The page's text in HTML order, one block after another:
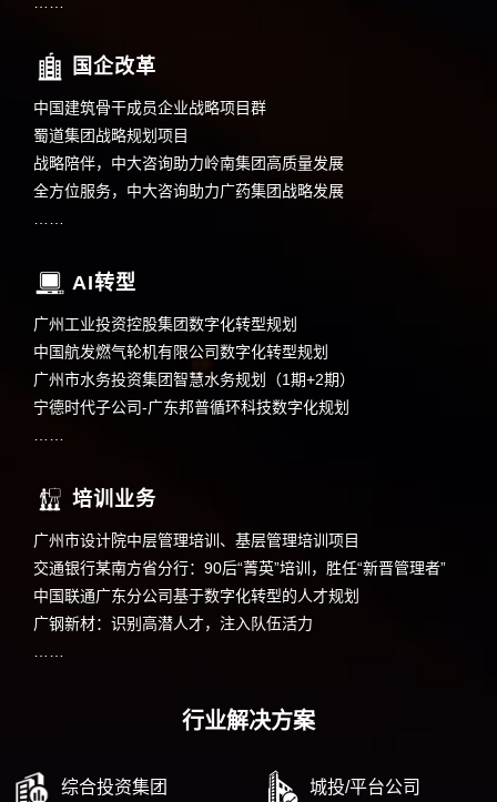
国企改革
中国建筑骨干成员企业战略项目群
蜀道集团战略规划项目
战略陪伴，中大咨询助力岭南集团高质量发展
全方位服务，中大咨询助力广药集团战略发展
AI转型
广州工业投资控股集团数字化转型规划
中国航发燃气轮机有限公司数字化转型规划
广州市水务投资集团智慧水务规划（1期+2期）
宁德时代子公司-广东邦普循环科技数字化规划
培训业务
广州市设计院中层管理培训、基层管理培训项目
交通银行某南方省分行：90后“菁英”培训，胜任“新晋管理者”
中国联通广东分公司基于数字化转型的人才规划
广钢新材：识别高潜人才，注入队伍活力
行业解决方案
综合投资集团 城投/平台公司